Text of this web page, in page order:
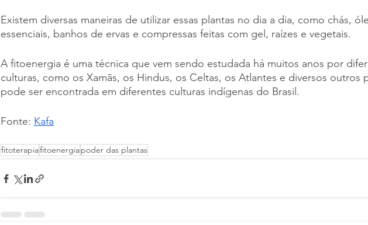
Existem diversas maneiras de utilizar essas plantas no dia a dia, como chás,
essenciais, banhos de ervas e compressas feitas com gel, raízes e vegetais.
A fitoenergia é uma técnica que vem sendo estudada há muitos anos por
culturas, como os Xamãs, os Hindus, os Celtas, os Atlantes e diversos outros
pode ser encontrada em diferentes culturas indígenas do Brasil.
Fonte: Kafa
fitoterapiafitoenergiapoder das plantas